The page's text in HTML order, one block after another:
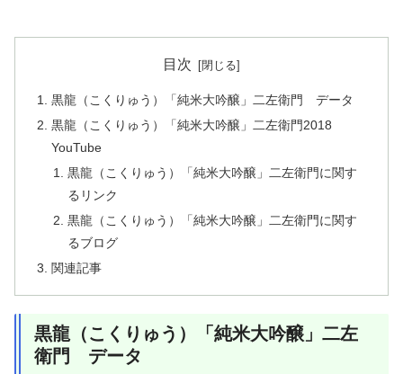
目次
黒龍（こくりゅう）「純米大吟醸」二左衛門 データ
黒龍（こくりゅう）「純米大吟醸」二左衛門2018
YouTube
黒龍（こくりゅう）「純米大吟醸」二左衛門に関す
るリンク
黒龍（こくりゅう）「純米大吟醸」二左衛門に関す
るブログ
関連記事
黒龍（こくりゅう）「純米大吟醸」二左
衛門 データ